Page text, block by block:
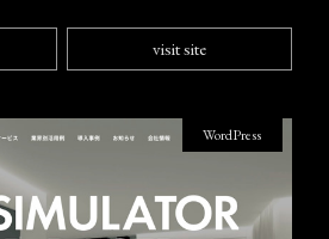
visit site
WordPress